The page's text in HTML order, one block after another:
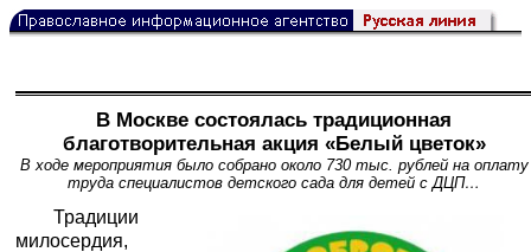
В Москве состоялась традиционная
благотворительная акция «Белый цветок»
В ходе мероприятия было собрано около 730 тыс. рублей на оплату
труда специалистов детского сада для детей с ДЦП…
Традиции
милосердия,